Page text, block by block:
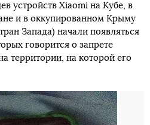
устройств Xiaomi на Кубе, в
и в оккупированном Крыму
Запада) начали появляться
говорится о запрете
территории, на которой его